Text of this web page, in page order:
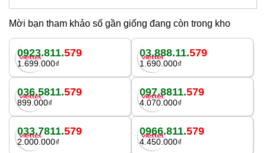
Mời bạn tham khảo số gần giống đang còn trong kho
0923.811.579
1.699.000₫
03.888.11.579
1.690.000₫
036.5811.579
899.000₫
097.8811.579
4.070.000₫
033.7811.579
2.000.000₫
0966.811.579
4.450.000₫